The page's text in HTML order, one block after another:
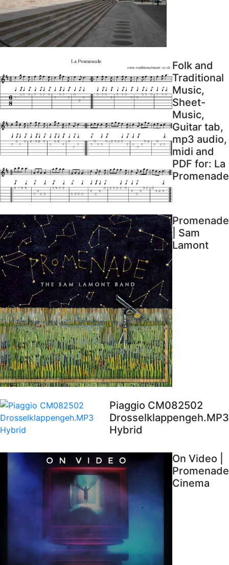
Folk and
Traditional
Music,
Sheet-
Music,
Guitar tab,
mp3 audio,
midi and
PDF for: La
Promenade
Promenade
| Sam
Lamont
Piaggio CM082502
Drosselklappengeh.MP3
Hybrid
On Video |
Promenade
Cinema